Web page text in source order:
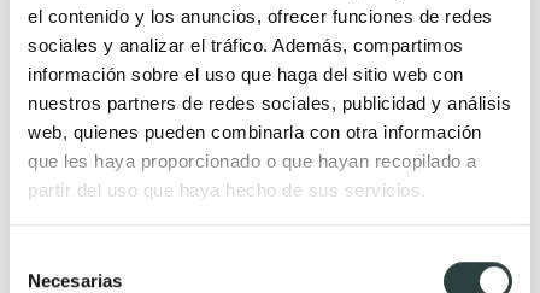
el contenido y los anuncios, ofrecer funciones de redes
sociales y analizar el tráfico. Además, compartimos
información sobre el uso que haga del sitio web con
nuestros partners de redes sociales, publicidad y análisis
web, quienes pueden combinarla con otra información
que les haya proporcionado o que hayan recopilado a
partir del uso que haya hecho de sus servicios.
Necesarias